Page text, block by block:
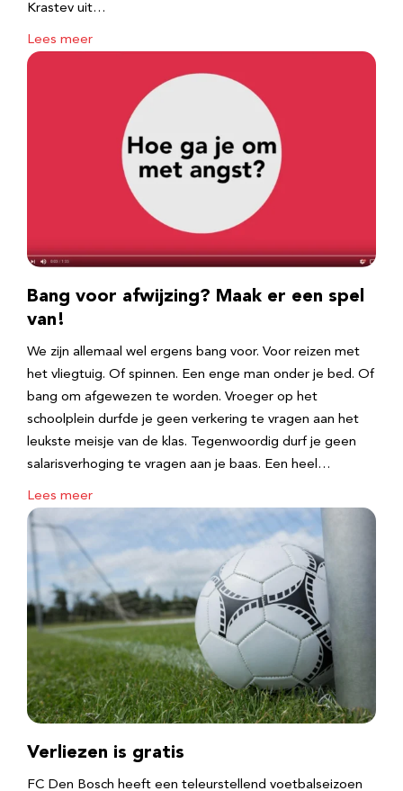
Krastev uit…
Lees meer
Bang voor afwijzing? Maak er een spel
van!
We zijn allemaal wel ergens bang voor. Voor reizen met
het vliegtuig. Of spinnen. Een enge man onder je bed. Of
bang om afgewezen te worden. Vroeger op het
schoolplein durfde je geen verkering te vragen aan het
leukste meisje van de klas. Tegenwoordig durf je geen
salarisverhoging te vragen aan je baas. Een heel…
Lees meer
Verliezen is gratis
FC Den Bosch heeft een teleurstellend voetbalseizoen